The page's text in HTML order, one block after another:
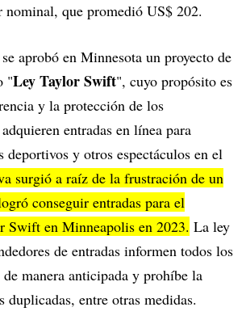
nominal, que promedió US$ 202.
aprobó en Minnesota un proyecto de
"Ley Taylor Swift", cuyo propósito es
y la protección de los
entradas en línea para
deportivos y otros espectáculos en el
surgió a raíz de la frustración de un
conseguir entradas para el
Swift en Minneapolis en 2023. La ley
de entradas informen todos los
manera anticipada y prohíbe la
duplicadas, entre otras medidas.